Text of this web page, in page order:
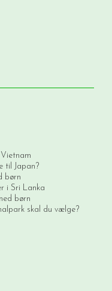
til Japan?
børn
i Sri Lanka
børn
skal du vælge?